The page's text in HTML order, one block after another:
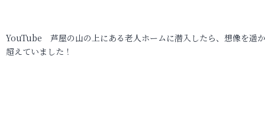
YouTube 芦屋の山の上にある老人ホームに潜入したら、想像を遥
超えていました！